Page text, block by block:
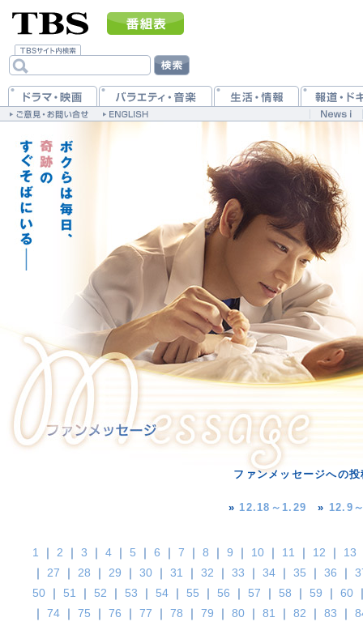
ファンメッセージへの
»12.18～1.29 » 12.9
1 ｜ 2 ｜ 3 ｜ 4 ｜ 5 ｜ 6 ｜ 7 ｜ 8 ｜ 9 ｜ 10 ｜ 11 ｜ 12 ｜ 13
｜ 27 ｜ 28 ｜ 29 ｜ 30 ｜ 31 ｜ 32 ｜ 33 ｜ 34 ｜ 35 ｜ 36 ｜
50 ｜ 51 ｜ 52 ｜ 53 ｜ 54 ｜ 55 ｜ 56 ｜ 57 ｜ 58 ｜ 59 ｜ 60
｜ 74 ｜ 75 ｜ 76 ｜ 77 ｜ 78 ｜ 79 ｜ 80 ｜ 81 ｜ 82 ｜ 83 ｜